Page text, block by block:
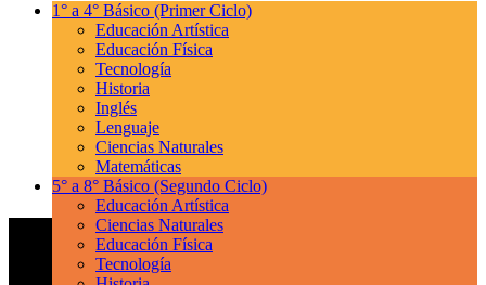
1° a 4° Básico (Primer Ciclo)
Educación Artística
Educación Física
Tecnología
Historia
Inglés
Lenguaje
Ciencias Naturales
Matemáticas
5° a 8° Básico (Segundo Ciclo)
Educación Artística
Ciencias Naturales
Educación Física
Tecnología